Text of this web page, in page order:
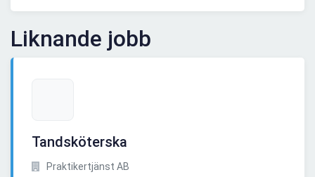
Liknande jobb
Tandsköterska
Praktikertjänst AB